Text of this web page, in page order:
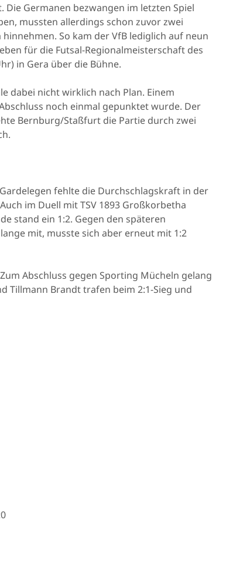
Germanen bezwangen im letzten Spiel
mussten allerdings schon zuvor zwei
So kam der VfB lediglich auf neun
für die Futsal-Regionalmeisterschaft des
in Gera über die Bühne.
dabei nicht wirklich nach Plan. Einem
noch einmal gepunktet wurde. Der
Bernburg/Staßfurt die Partie durch zwei
fehlte die Durchschlagskraft in der
im Duell mit TSV 1893 Großkorbetha
stand ein 1:2. Gegen den späteren
mit, musste sich aber erneut mit 1:2
Abschluss gegen Sporting Mücheln gelang
Tillmann Brandt trafen beim 2:1-Sieg und